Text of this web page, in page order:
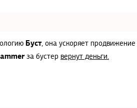
Буст, она ускоряет
за бустер вернут деньги.